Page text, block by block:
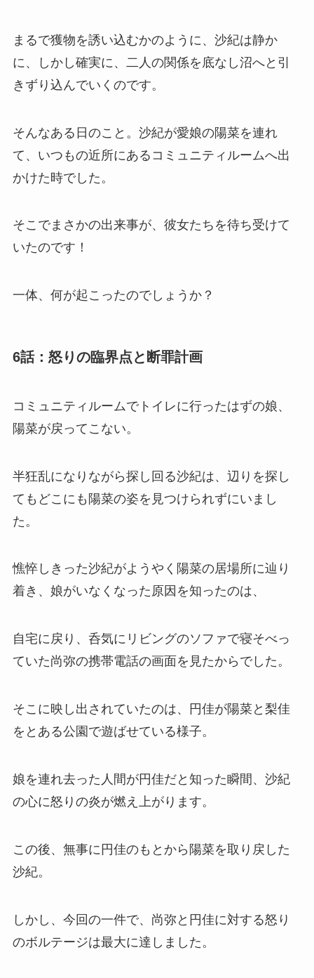
まるで獲物を誘い込むかのように、沙紀は静か
に、しかし確実に、二人の関係を底なし沼へと引
きずり込んでいくのです。
そんなある日のこと。沙紀が愛娘の陽菜を連れ
て、いつもの近所にあるコミュニティルームへ出
かけた時でした。
そこでまさかの出来事が、彼女たちを待ち受けて
いたのです！
一体、何が起こったのでしょうか？
6話：怒りの臨界点と断罪計画
コミュニティルームでトイレに行ったはずの娘、
陽菜が戻ってこない。
半狂乱になりながら探し回る沙紀は、辺りを探し
てもどこにも陽菜の姿を見つけられずにいまし
た。
憔悴しきった沙紀がようやく陽菜の居場所に辿り
着き、娘がいなくなった原因を知ったのは、
自宅に戻り、呑気にリビングのソファで寝そべっ
ていた尚弥の携帯電話の画面 を見たからでした。
そこに映し出されていたのは、
円佳が陽菜と梨佳
をとある公園で遊ばせている様子。
娘を連れ去った人間が円佳だと知った瞬間、沙紀
の心に怒りの炎が燃え上がります。
この後、無事に円佳のもとから陽菜を取り戻した
沙紀。
しかし、今回の一件で、尚弥と円佳に対する怒り
のボルテージは最大に達しました。